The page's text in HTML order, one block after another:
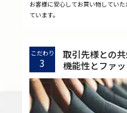
お客様に安心してお買い物してい
ています。
こだわり
3
取引先様との
機能性とファ